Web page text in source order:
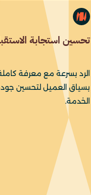
تحسين استجابة
الرد بسرعة مع معرفة
بسياق العميل لتحسين
الخدمة.